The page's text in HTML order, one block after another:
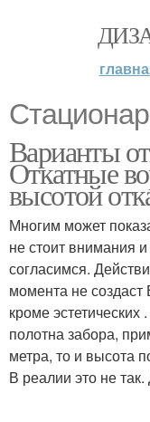
Варианты
Откатные
высотой
Многим может
не стоит внимания
согласимся.
момента не
кроме
полотна забора,
метра, то и высота
В реалии это не